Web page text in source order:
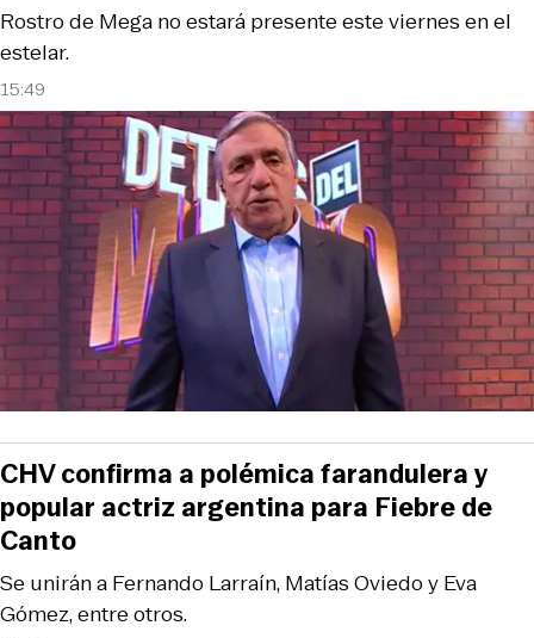
15:49
Rostro de Mega no estará presente este viernes en el
estelar.
Se unirán a Fernando Larraín, Matías Oviedo y Eva
Gómez, entre otros.
CHV confirma a polémica farandulera y
popular actriz argentina para Fiebre de
Canto